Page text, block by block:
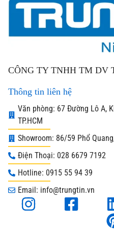
CÔNG TY TNHH TM DV
Thông tin liên hệ
Văn phòng: 67 Đường Lô A,
TP.HCM
Showroom: 86/59 Phổ
Điện Thoại: 028 6679 7192
Hotline: 0915 55 94 39
Email: info@trungtin.vn